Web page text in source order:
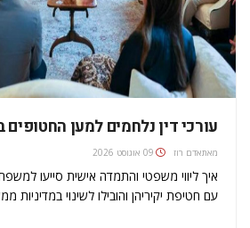
עורכי דין נלחמים למען החטופים
מאתאדם רוז 09 אוגוסט 2026
איך ליווי משפטי והתמדה אישית סייעו
עם חטיפת יקיריהן והובילו לשינוי במדיניות